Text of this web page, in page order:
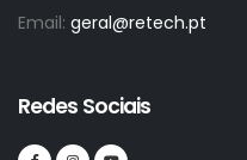
Email: geral@retech.pt
Redes Sociais